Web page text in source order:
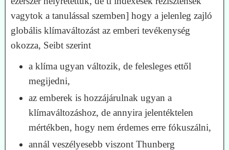
vagytok a tanulással szemben] hogy a jelenleg zajló
globális klímaváltozást az emberi tevékenység
okozza, Seibt szerint
a klíma ugyan változik, de felesleges ettől
megijedni,
az emberek is hozzájárulnak ugyan a
klímaváltozáshoz, de annyira jelentéktelen
mértékben, hogy nem érdemes erre fókuszálni,
annál veszélyesebb viszont Thunberg